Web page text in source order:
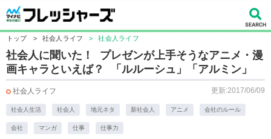
トップ > 社会人ライフ > 社会人ライフ
社会人に聞いた！ プレゼンが上手そうなアニメ・漫
画キャラといえば？ 「ルルーシュ」「アルミン」
社会人ライフ 更新:2017/06/09
社会人生活 社会人 地元ネタ 新社会人 アニメ 会社のルール
会社 マンガ 仕事 仕事力